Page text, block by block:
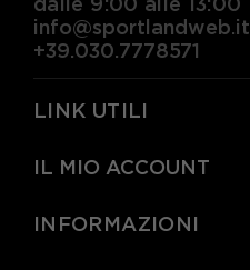
info@sportlandweb.it
+39.030.7778571
LINK UTILI
IL MIO ACCOUNT
INFORMAZIONI